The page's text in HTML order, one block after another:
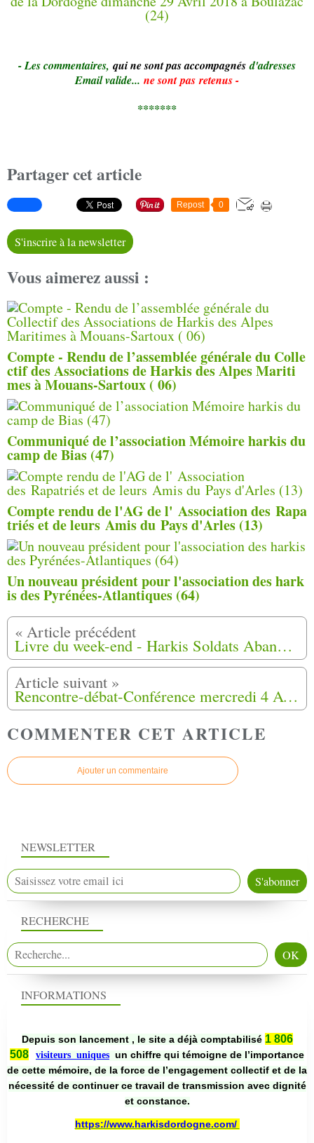
- Les commentaires, qui ne sont pas accompagnésd'adresses
Email valide... ne sont pas retenus -
*******
Partager cet article
Repost 0
S'inscrire à la newsletter
Vous aimerez aussi :
Compte - Rendu de l’assemblée générale du Colle
ctif des Associations de Harkis des Alpes Mariti
mes à Mouans-Sartoux ( 06)
Communiqué de l’association Mémoire harkis du
camp de Bias (47)
Compte rendu de l'AG de l' Association des Rapa
triés et de leurs Amis du Pays d'Arles (13)
Un nouveau président pour l'association des hark
is des Pyrénées-Atlantiques (64)
Livre du week-end - Harkis Soldats Abandonnés - de Patrick de Gmeline - Philippe Glogowski
Rencontre-débat-Conférence mercredi 4 Avril 2018 L’émigration harkie, un rapatriement pas comme les autres à Marseille (13)
COMMENTER CET ARTICLE
Ajouter un commentaire
NEWSLETTER
RECHERCHE
INFORMATIONS
Depuis son lancement , le site a déjà comptabilisé 1 806
508
visiteurs uniques un chiffre qui témoigne de l’importance
de cette mémoire, de la force de l’engagement collectif et de la
nécessité de continuer ce travail de transmission avec dignité
et constance.
https://www.harkisdordogne.com/